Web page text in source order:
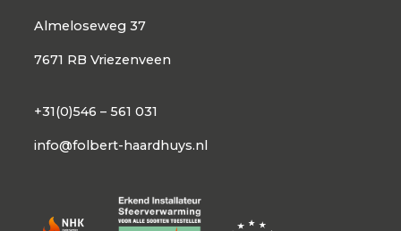
Almeloseweg 37
7671 RB Vriezenveen
+31(0)546 – 561 031
info@folbert-haardhuys.nl